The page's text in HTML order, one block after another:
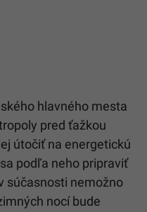
hlavného mesta
pred ťažkou
útočiť na energetickú
podľa neho pripraviť
súčasnosti nemožno
nocí bude